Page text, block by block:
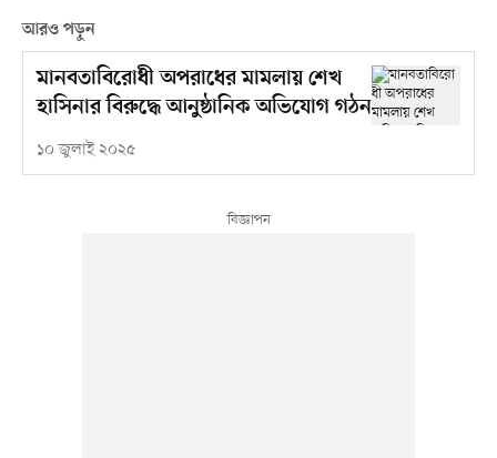
আরও পড়ুন
মানবতাবিরোধী অপরাধের মামলায় শেখ
হাসিনার বিরুদ্ধে আনুষ্ঠানিক অভিযোগ গঠন
১০ জুলাই ২০২৫